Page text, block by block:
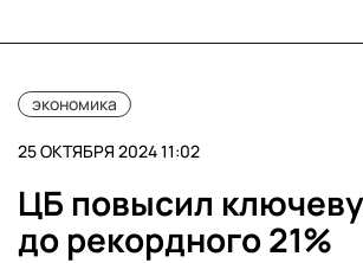
экономика
25 ОКТЯБРЯ 2024 11:02
ЦБ повысил
до рекордного 21%